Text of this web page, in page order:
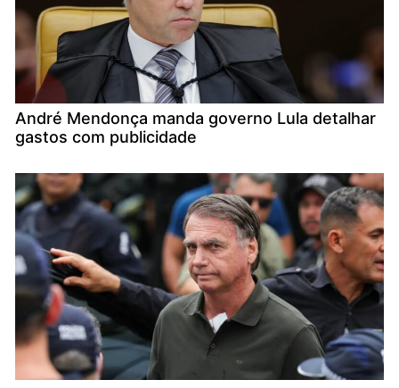
André Mendonça manda governo Lula detalhar
gastos com publicidade